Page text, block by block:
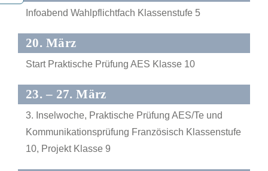
Infoabend Wahlpflichtfach Klassenstufe 5
20. März
Start Praktische Prüfung AES Klasse 10
23. – 27. März
3. Inselwoche, Praktische Prüfung AES/Te und
Kommunikationsprüfung Französisch Klassenstufe
10, Projekt Klasse 9